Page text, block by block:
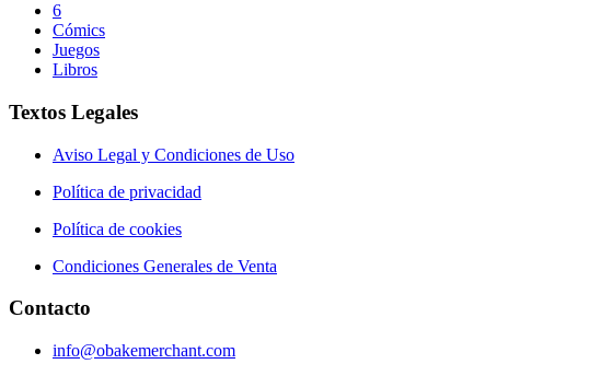
6
Cómics
Juegos
Libros
Textos Legales
Aviso Legal y Condiciones de Uso
Política de privacidad
Política de cookies
Condiciones Generales de Venta
Contacto
info@obakemerchant.com